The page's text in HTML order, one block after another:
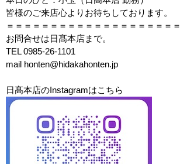
皆様のご来店心よりお待ちしております。
＝＝＝＝＝＝＝＝＝＝＝＝＝＝＝＝＝＝＝＝
お問合せは日髙本店まで。
TEL 0985-26-1101
mail honten@hidakahonten.jp
日髙本店のInstagramはこちら